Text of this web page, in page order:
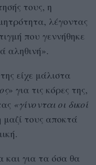
τους, η
λέγοντας
που γεννήθηκε
αληθινή».
είχε μάλιστα
» για τις κόρες της,
«γίνονται οι δικοί
μαζί τους αποκτά
και για τα όσα θα